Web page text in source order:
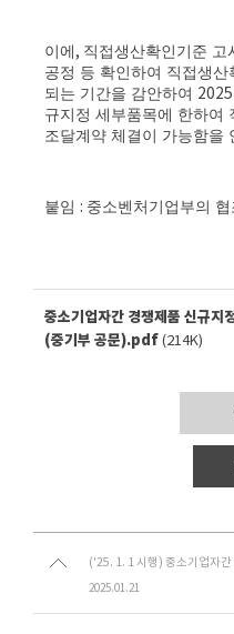
이에 , 직접생산확인기준 고
공정 등 확인하여 직접생
되는 기간을 감안하여 2025
규지정 세부품목에 한하여
조달계약 체결이 가능함을
붙임 : 중소벤처기업부의 협
중소기업자간 경쟁제품 신규지
(중기부 공문).pdf (214K)
2025.01.21